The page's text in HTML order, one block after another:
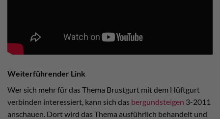
Weiterführender Link
Wer sich mehr für das Thema Brustgurt mit dem Hüftgurt
verbinden interessiert, kann sich das bergundsteigen 3-2011
anschauen. Dort wird das Thema ausführlich behandelt und